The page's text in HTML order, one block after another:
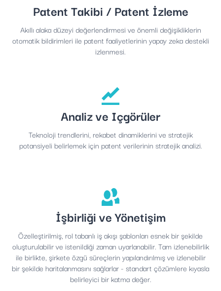
Patent Takibi / Patent İzleme
Akıllı alaka düzeyi değerlendirmesi ve önemli değişikliklerin
otomatik bildirimleri ile patent faaliyetlerinin yapay zeka destekli
izlenmesi.
Analiz ve Içgörüler
Teknoloji trendlerini, rekabet dinamiklerini ve stratejik
potansiyeli belirlemek için patent verilerinin stratejik analizi.
İşbirliği ve Yönetişim
Özelleştirilmiş, rol tabanlı iş akışı şablonları esnek bir şekilde
oluşturulabilir ve istenildiği zaman uyarlanabilir. Tam izlenebilirlik
ile birlikte, şirkete özgü süreçlerin yapılandırılmış ve izlenebilir
bir şekilde haritalanmasını sağlarlar - standart çözümlere kıyasla
belirleyici bir katma değer.